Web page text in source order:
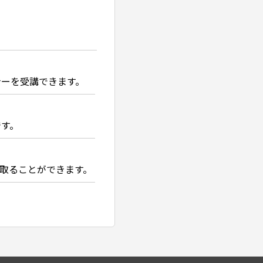
を受講できます。
。
ことができます。